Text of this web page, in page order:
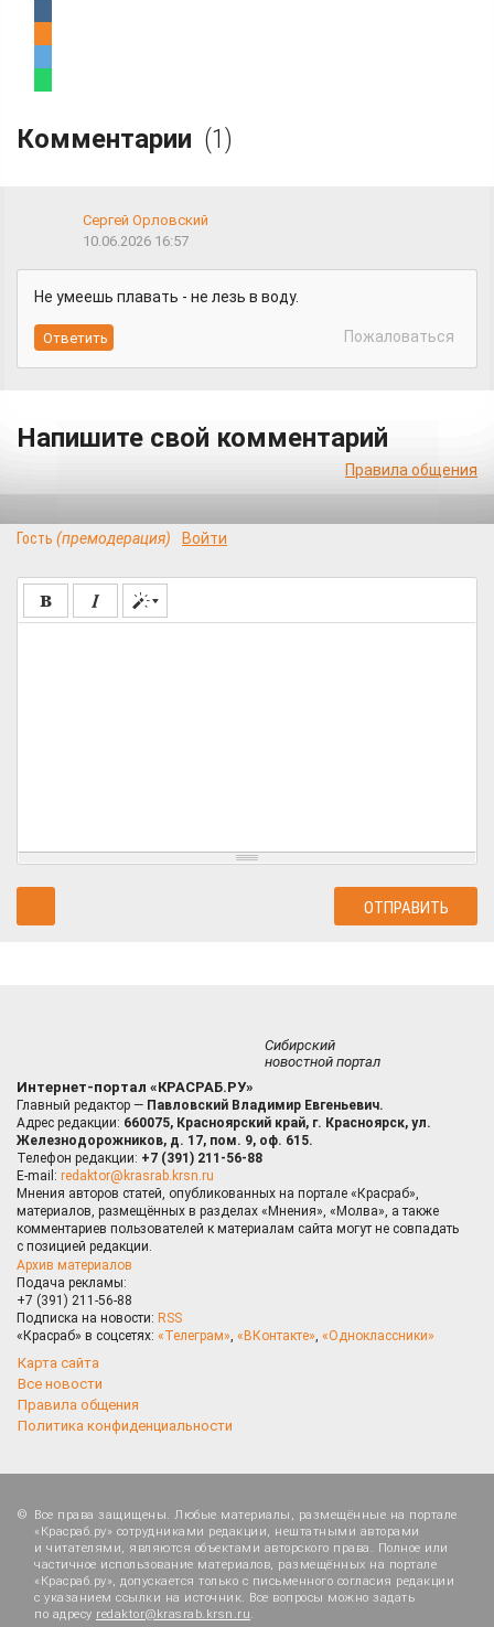
Комментарии (1)
Сергей Орловский
10.06.2026 16:57
Не умеешь плавать - не лезь в воду.
Пожаловаться
Напишите свой комментарий
Правила общения
Гость (премодерация) Войти
Сибирский
новостной портал
Интернет-портал «КРАСРАБ.РУ»
Главный редактор — Павловский Владимир Евгеньевич.
Адрес редакции: 660075, Красноярский край, г. Красноярск, ул.
Железнодорожников, д. 17, пом. 9, оф. 615.
Телефон редакции: +7 (391) 211-56-88
E-mail: redaktor@krasrab.krsn.ru
Мнения авторов статей, опубликованных на портале «Красраб»,
материалов, размещённых в разделах «Мнения», «Молва», а также
комментариев пользователей к материалам сайта могут не совпадать
с позицией редакции.
Архив материалов
Подача рекламы:
+7 (391) 211-56-88
Подписка на новости: RSS
«Красраб» в соцсетях: «Телеграм», «ВКонтакте», «Одноклассники»
Карта сайта
Все новости
Правила общения
Политика конфиденциальности
Все права защищены. Любые материалы, размещённые на портале
«Красраб.ру» сотрудниками редакции, нештатными авторами
и читателями, являются объектами авторского права. Полное или
частичное использование материалов, размещённых на портале
«Красраб.ру», допускается только с письменного согласия редакции
с указанием ссылки на источник. Все вопросы можно задать
по адресу redaktor@krasrab.krsn.ru.